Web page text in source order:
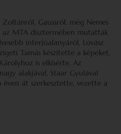
Zoltánról, Gaussról, még Nemes
az MTA dísztermében mutatták
interjúalanyáról, Lovász
Tamás készítette a képeket,
is elkísérte. Az
alakjával, Staar Gyulával
át szerkesztette, vezette a